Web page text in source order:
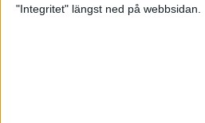
"Integritet" längst ned på webbsidan.
24 jun 1998